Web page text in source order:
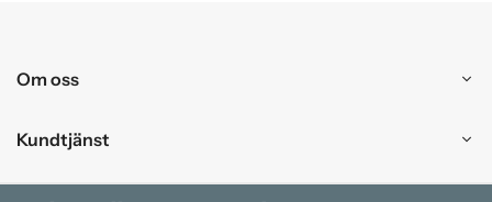
Om oss
Kundtjänst